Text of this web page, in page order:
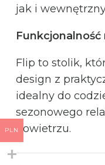
jak i
Funkcjonalność
Flip to stolik,
design z
idealny do
sezonowego
powietrzu.
PLN